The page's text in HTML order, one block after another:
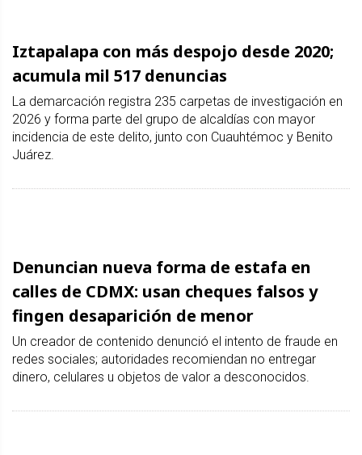
Iztapalapa con más despojo desde 2020;
acumula mil 517 denuncias
La demarcación registra 235 carpetas de investigación en
2026 y forma parte del grupo de alcaldías con mayor
incidencia de este delito, junto con Cuauhtémoc y Benito
Juárez.
Denuncian nueva forma de estafa en
calles de CDMX: usan cheques falsos y
fingen desaparición de menor
Un creador de contenido denunció el intento de fraude en
redes sociales; autoridades recomiendan no entregar
dinero, celulares u objetos de valor a desconocidos.